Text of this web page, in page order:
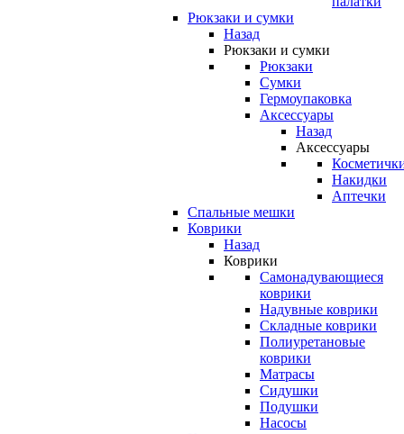
Рюкзаки и сумки
Назад
Рюкзаки и сумки
Рюкзаки
Сумки
Гермоупаковка
Аксессуары
Назад
Аксессуары
Накидки
Аптечки
Спальные мешки
Коврики
Назад
Коврики
Самонадувающиеся
коврики
Надувные коврики
Складные коврики
Полиуретановые
коврики
Матрасы
Сидушки
Подушки
Насосы